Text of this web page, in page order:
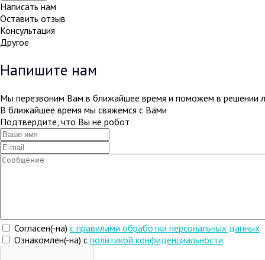
Написать нам
Оставить отзыв
Консультация
Другое
Напишите нам
Мы перезвоним Вам в ближайшее время и поможем в решении
В ближайшее время мы свяжемся с Вами
Подтвердите, что Вы не робот
Согласен(-на) c правилами обработки персональных данных
Ознакомлен(-на) с политикой конфиденциальности